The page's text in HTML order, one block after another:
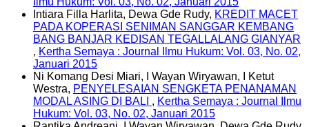
Intiara Filla Harlita, Dewa Gde Rudy, KREDIT MACET
PADA KOPERASI SENIMAN SANGGAR KEMBANG
BANG BANJAR KEDISAN TEGALLALANG GIANYAR
, Kertha Semaya : Journal Ilmu Hukum: Vol. 03, No. 02,
Januari 2015
Ni Komang Desi Miari, I Wayan Wiryawan, I Ketut
Westra, PENYELESAIAN SENGKETA PENANAMAN
MODAL ASING DI BALI , Kertha Semaya : Journal Ilmu
Hukum: Vol. 03, No. 02, Januari 2015